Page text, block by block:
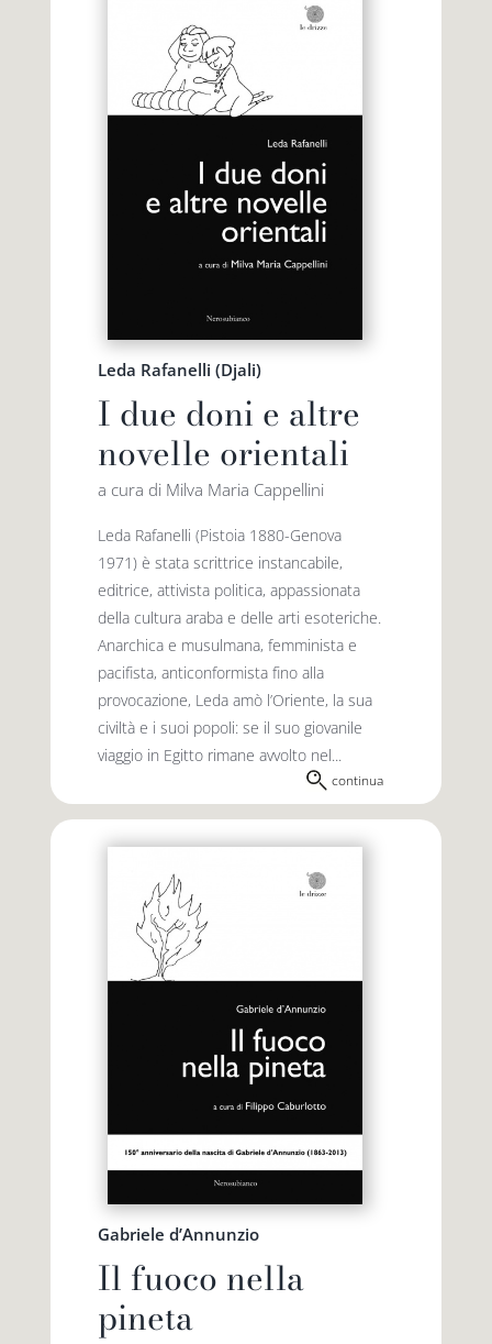
Leda Rafanelli (Djali)
I due doni e altre
novelle orientali
a cura di Milva Maria Cappellini
Leda Rafanelli (Pistoia 1880-Genova
1971) è stata scrittrice instancabile,
editrice, attivista politica, appassionata
della cultura araba e delle arti esoteriche.
Anarchica e musulmana, femminista e
pacifista, anticonformista fino alla
provocazione, Leda amò l’Oriente, la sua
civiltà e i suoi popoli: se il suo giovanile
viaggio in Egitto rimane avvolto nel...
continua
Gabriele d’Annunzio
Il fuoco nella
pineta